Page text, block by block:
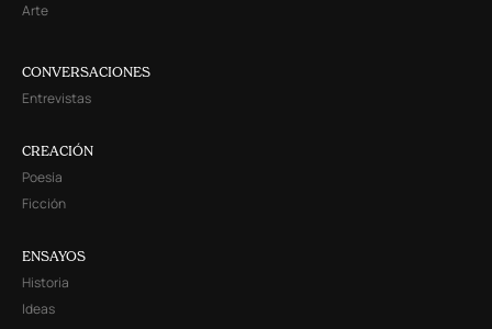
Arte
CONVERSACIONES
Entrevistas
CREACIÓN
Poesía
Ficción
ENSAYOS
Historia
Ideas